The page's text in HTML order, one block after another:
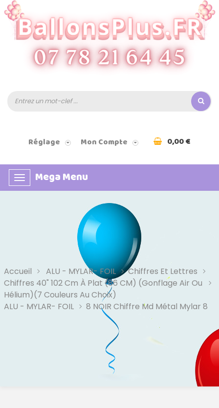
Réglage Mon Compte 0,00 €
Basculer
la
Mega Menu
Accueil ALU - MYLAR- FOIL
Chiffres Et Lettres
Chiffres 40" 102 Cm À Plat (86 CM) (Gonflage Air Ou
Hélium)(7 Couleurs Au Choix)
ALU - MYLAR- FOIL
8 NOIR Chiffre Md Métal Mylar 8